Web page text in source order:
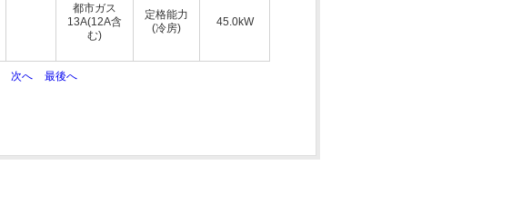
都市ガス
13A(12A含
む)
定格能力
(冷房)
45.0kW
次へ 最後へ